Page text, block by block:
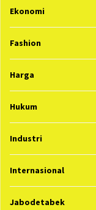
Ekonomi
Fashion
Harga
Hukum
Industri
Internasional
Jabodetabek